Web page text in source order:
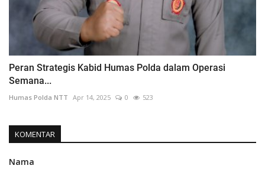
Peran Strategis Kabid Humas Polda dalam Operasi
Semana...
Humas Polda NTT Apr 14, 2025 0 523
KOMENTAR
Nama